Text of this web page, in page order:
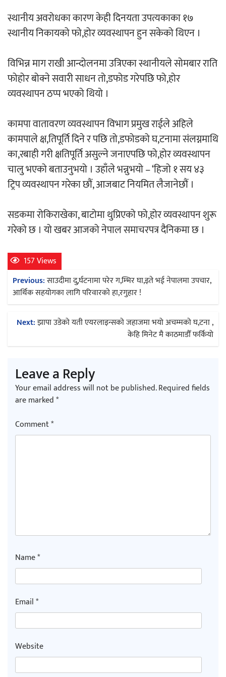
अर्जुन चन्द्रको ‘संवेदनाका प्रतिध्वनि’
मुक्तकसङ्ग्रह लोकार्पण
चलचित्र ‘माया भनेकै यस्तो होला’को शीर्ष गीत
स्थानीय अवरोधका कारण केही दिनयता उपत्यकाका १७
स्थानीय निकायको फो,होर व्यवस्थापन हुन सकेको थिएन ।
विभिन्न माग राखी आन्दोलनमा उत्रिएका स्थानीयले सोमबार राति
फोहोर बोक्ने सवारी साधन तो,डफोड गरेपछि फो,होर
व्यवस्थापन ठप्प भएको थियो ।
कामपा वातावरण व्यवस्थापन विभाग प्रमुख राईले अहिले
कामपाले क्ष,तिपूर्ति दिने र पछि तो,डफोडको घ,टनामा संलग्नमाथि
का,रबाही गरी क्षतिपूर्ति असुल्ने जनाएपछि फो,होर व्यवस्थापन
चालु भएको बताउनुभयो । उहाँले भन्नुभयो – ‘हिजो १ सय ४३
ट्रिप व्यवस्थापन गरेका छौं, आजबाट नियमित लैजानेछौं ।
सडकमा रोकिराखेका, बाटोमा थुप्रिएको फो,होर व्यवस्थापन शुरू
गरेको छ । यो खबर आजको नेपाल समाचरपत्र दैनिकमा छ ।
157 Views
Post
navigation
Previous:साउदीमा दु,र्घटनामा परेर ग,म्भिर घा,इते भई नेपालमा उपचार,
आर्थिक सहयोगका लागि परिवारको हा,रगुहार !
Next:झापा उडेको यती एयरलाइन्सको जहाजमा भयो अचम्मको घ,टना ,
केहि मिनेट मै काठमाडौँ फर्कियो
Leave a Reply
Your email address will not be published.Required fields
are marked*
Comment*
Name*
Email*
Website